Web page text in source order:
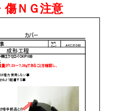
傷ＮＧ注意